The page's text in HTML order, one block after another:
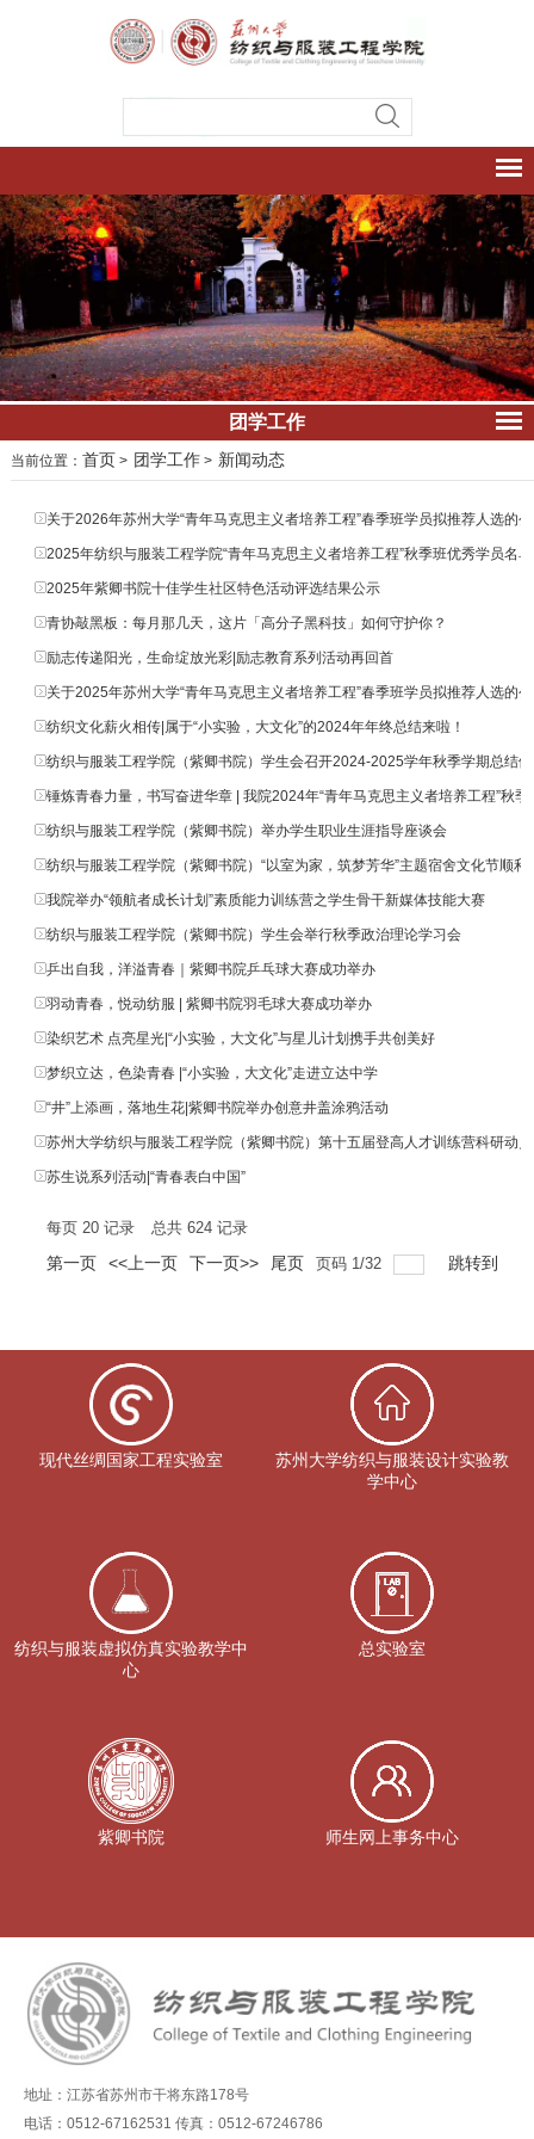
团学工作
当前位置： 首页 > 团学工作 > 新闻动态
关于2026年苏州大学“青年马克思主义者培养工程”春季班学员拟推荐人选的
2025年纺织与服装工程学院“青年马克思主义者培养工程”秋季班优秀学员名
2025年紫卿书院十佳学生社区特色活动评选结果公示
青协敲黑板：每月那几天，这片「高分子黑科技」如何守护你？
励志传递阳光，生命绽放光彩|励志教育系列活动再回首
关于2025年苏州大学“青年马克思主义者培养工程”春季班学员拟推荐人选的
纺织文化薪火相传|属于“小实验，大文化”的2024年年终总结来啦！
纺织与服装工程学院（紫卿书院）学生会召开2024-2025学年秋季学期总结
锤炼青春力量，书写奋进华章 | 我院2024年“青年马克思主义者培养工程”秋季
纺织与服装工程学院（紫卿书院）举办学生职业生涯指导座谈会
纺织与服装工程学院（紫卿书院）“以室为家，筑梦芳华”主题宿舍文化节顺利
我院举办“领航者成长计划”素质能力训练营之学生骨干新媒体技能大赛
纺织与服装工程学院（紫卿书院）学生会举行秋季政治理论学习会
乒出自我，洋溢青春｜紫卿书院乒乓球大赛成功举办
羽动青春，悦动纺服 | 紫卿书院羽毛球大赛成功举办
染织艺术 点亮星光|“小实验，大文化”与星儿计划携手共创美好
梦织立达，色染青春 |“小实验，大文化”走进立达中学
“井”上添画，落地生花|紫卿书院举办创意井盖涂鸦活动
苏州大学纺织与服装工程学院（紫卿书院）第十五届登高人才训练营科研动
苏生说系列活动|“青春表白中国”
每页 20记录 总共 624记录
第一页 <<上一页 下一页>> 尾页 页码 1/32 跳转到
现代丝绸国家工程实验室
苏州大学纺织与服装设计实验教
学中心
纺织与服装虚拟仿真实验教学中
心
总实验室
紫卿书院 师生网上事务中心
地址：江苏省苏州市干将东路178号
电话：0512-67162531 传真：0512-67246786